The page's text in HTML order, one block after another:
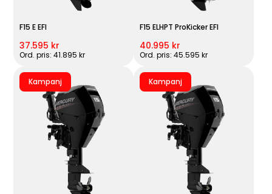
F15 E EFI
37.595 kr
Ord. pris: 41.895 kr
F15 ELHPT ProKicker EFI
40.995 kr
Ord. pris: 45.595 kr
Kampanj Kampanj